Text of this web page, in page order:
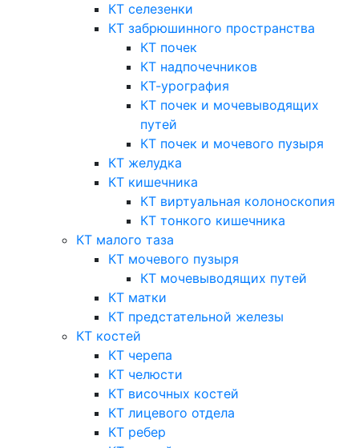
КТ селезенки
КТ забрюшинного пространства
КТ почек
КТ надпочечников
КТ-урография
КТ почек и мочевыводящих
путей
КТ почек и мочевого пузыря
КТ желудка
КТ кишечника
КТ виртуальная колоноскопия
КТ тонкого кишечника
КТ малого таза
КТ мочевого пузыря
КТ мочевыводящих путей
КТ матки
КТ предстательной железы
КТ костей
КТ черепа
КТ челюсти
КТ височных костей
КТ лицевого отдела
КТ ребер